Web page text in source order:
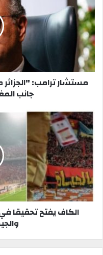
مستشار ترامب:
جانب
الكاف يفتح تحقيقا